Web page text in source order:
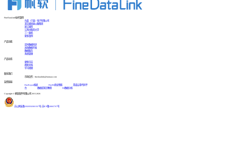
FineDataLink标杆案例
台晶（宁波）电子有限公司
某交通高速公路集团
浙江国贸
江西中医药大学
三一重机
更多案例
产品功能
实时数据同步
高效数据开发
数据服务
系统管理
产品动态
更新日志
帮助文档
学习视频
联系我们
市场合作：finedatalink@fanruan.com
友情链接
FineReport报表
FineBI商业智能
简道云零代码平
台
数据库知识教程 BI数据分析
Copyright © 帆软软件有限公司 2015-2026
苏公网安备32020502001567号| 苏ICP备18065767号